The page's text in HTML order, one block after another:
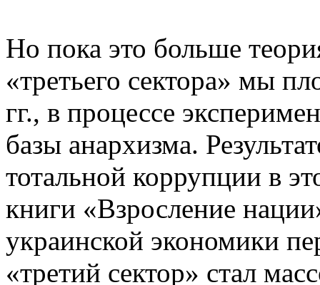
Но пока это больше
«третьего сектора» мы
гг., в процессе
базы анархизма.
тотальной коррупции в
книги «Взросление
украинской экономики
«третий сектор» стал